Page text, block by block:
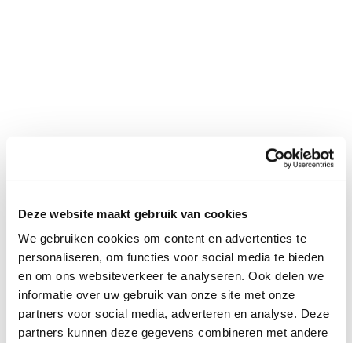
Deze website maakt gebruik van cookies
We gebruiken cookies om content en advertenties te
personaliseren, om functies voor social media te bieden
en om ons websiteverkeer te analyseren. Ook delen we
informatie over uw gebruik van onze site met onze
partners voor social media, adverteren en analyse. Deze
partners kunnen deze gegevens combineren met andere